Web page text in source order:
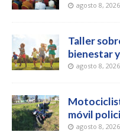
agosto 8,
Taller
bienestar
agosto 8,
móvil
agosto 8,